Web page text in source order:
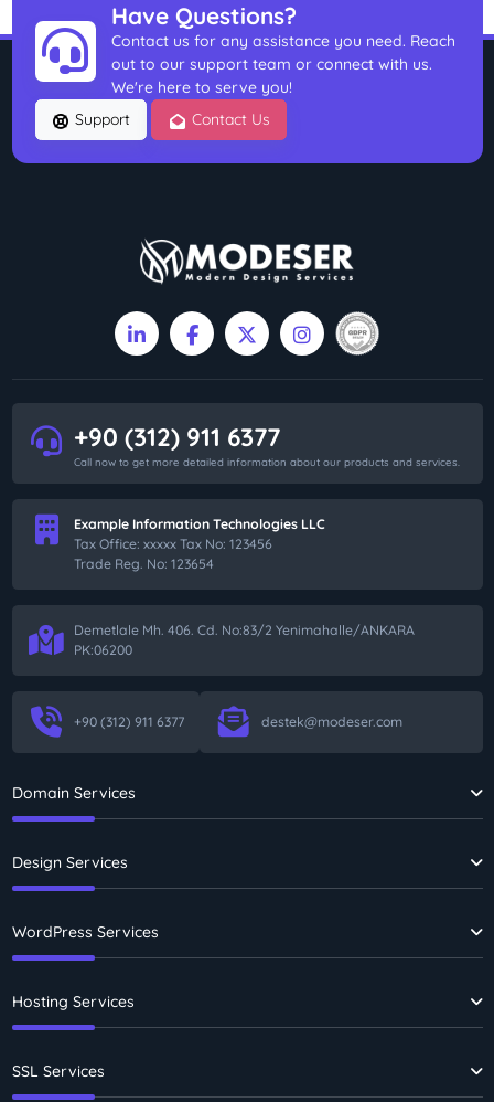
Have Questions?
Contact us for any assistance you need. Reach
out to our support team or connect with us.
We're here to serve you!
Support
Contact Us
+90 (312) 911 6377
Call now to get more detailed information about our products and services.
Example Information Technologies LLC
Tax Office: xxxxx Tax No: 123456
Trade Reg. No: 123654
Demetlale Mh. 406. Cd. No:83/2 Yenimahalle/ANKARA
PK:06200
+90 (312) 911 6377 destek@modeser.com
Domain Services
Design Services
WordPress Services
Hosting Services
SSL Services